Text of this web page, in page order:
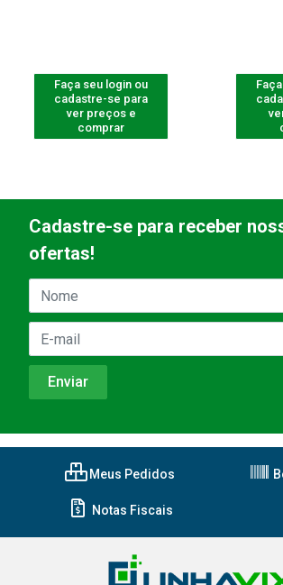
Faça seu login ou
cadastre-se para
ver preços e
comprar
Cadastre-se para receber
ofertas!
Meus Pedidos
Notas Fiscais